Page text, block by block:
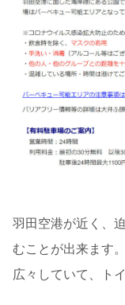
羽田空港が近く、
むことが出来ます
広々していて、ト